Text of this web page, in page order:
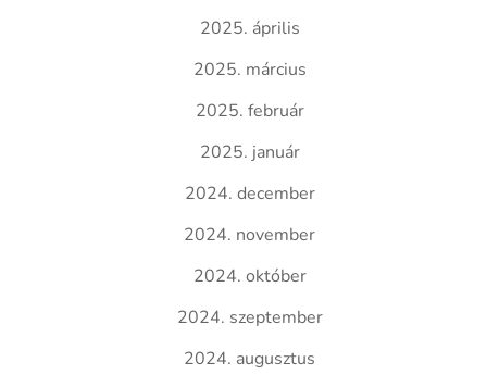
2025. április
2025. március
2025. február
2025. január
2024. december
2024. november
2024. október
2024. szeptember
2024. augusztus